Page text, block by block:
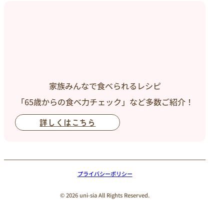
家族みんなで食べられるレシピ
「65歳からの食べ力チェック」など多数ご紹介！
詳しくはこちら
プライバシーポリシー
© 2026 uni-sia All Rights Reserved.